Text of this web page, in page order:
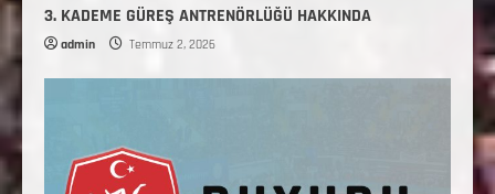
3. KADEME GÜREŞ ANTRENÖRLÜĞÜ HAKKINDA
admin Temmuz 2, 2026